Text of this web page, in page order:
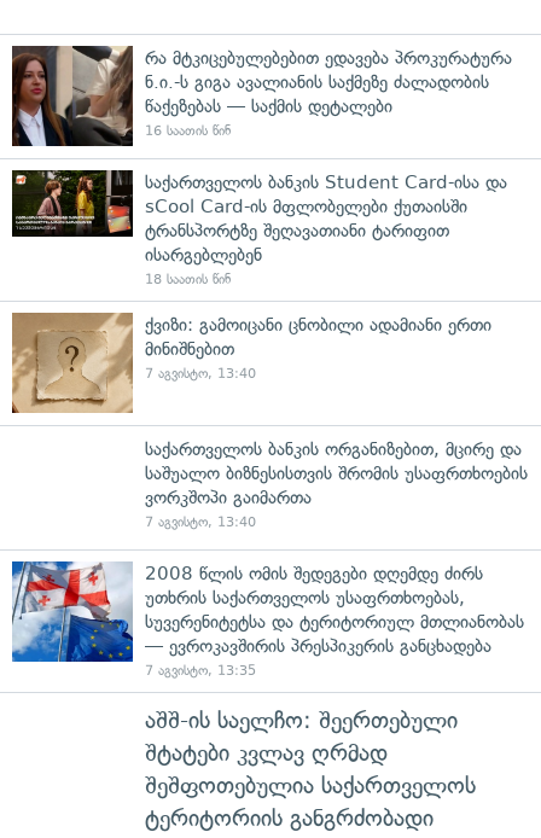
რა მტკიცებულებებით ედავება პროკურატურა
ნ.ი.-ს გიგა ავალიანის საქმეზე ძალადობის
წაქეზებას — საქმის დეტალები
16 საათის წინ
საქართველოს ბანკის Student Card-ისა და
sCool Card-ის მფლობელები ქუთაისში
ტრანსპორტზე შეღავათიანი ტარიფით
ისარგებლებენ
18 საათის წინ
ქვიზი: გამოიცანი ცნობილი ადამიანი ერთი
მინიშნებით
7 აგვისტო, 13:40
საქართველოს ბანკის ორგანიზებით, მცირე და
საშუალო ბიზნესისთვის შრომის უსაფრთხოების
ვორკშოპი გაიმართა
7 აგვისტო, 13:40
2008 წლის ომის შედეგები დღემდე ძირს
უთხრის საქართველოს უსაფრთხოებას,
სუვერენიტეტსა და ტერიტორიულ მთლიანობას
— ევროკავშირის პრესპიკერის განცხადება
7 აგვისტო, 13:35
აშშ-ის საელჩო: შეერთებული
შტატები კვლავ ღრმად
შეშფოთებულია საქართველოს
ტერიტორიის განგრძობადი